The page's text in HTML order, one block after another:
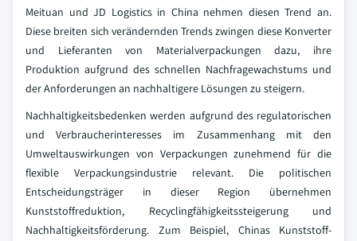
Meituan und JD Logistics in China nehmen diesen Trend an.
Diese breiten sich verändernden Trends zwingen diese Konverter
und Lieferanten von Materialverpackungen dazu, ihre
Produktion aufgrund des schnellen Nachfragewachstums und
der Anforderungen an nachhaltigere Lösungen zu steigern.
Nachhaltigkeitsbedenken werden aufgrund des regulatorischen
und Verbraucherinteresses im Zusammenhang mit den
Umweltauswirkungen von Verpackungen zunehmend für die
flexible Verpackungsindustrie relevant. Die politischen
Entscheidungsträger in dieser Region übernehmen
Kunststoffreduktion, Recyclingfähigkeitssteigerung und
Nachhaltigkeitsförderung. Zum Beispiel, Chinas Kunststoff-